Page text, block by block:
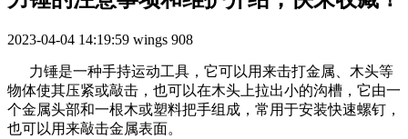
2023-04-04 14:19:59 wings 908
力锤是一种手持运动工具，它可以用来击打金属、木头等
物体使其压紧或敲击，也可以在木头上拉出小的沟槽，它由一
个金属头部和一根木或塑料把手组成，常用于安装快速螺钉，
也可以用来敲击金属表面。